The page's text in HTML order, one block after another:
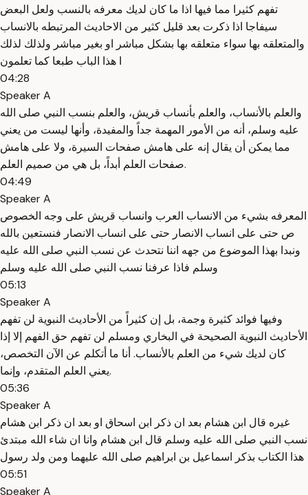
تفهم كثيرا مما فيها اذا ما كان لديك معرفه بالنسب ولعل البعض
سيفاجا اذا ذكرت بعد قليل كثير من الاحاديث المرتبطه بالانساب
والمتعلقه بها سواء متعلقه بها بشكل مباشر او بغير مباشر ولذلك لذلك
ا هذا الباب طبعا كما تعلمون
04:28
Speaker A
والعلم بالأنساب، والعلم بأنساب قريش، والعلم بنسب النبي صلى الله
عليه وسلم، أنه من الأمور المهمة جداً والمفيدة، وأنها ليست من يعني
مما يمكن أن يقال إنه على هامش صفحات السيرة، ولا على هامش
صفحات العلم أبداً، بل هي من صميم العلم.
04:49
Speaker A
المعرفه بشيء من الانساب العرب وانساب قريش على وجه الخصوص
ص حتى على انساب الانصار حتى على انساب الانصار فنستعين بالله
ونبدا بهذا الموضوع من جهه اننا نتحدث عن نسب النبي صلى الله عليه
وسلم فاذا عرفنا نسب النبي صلى الله عليه وسلم
05:13
Speaker A
وفيها فوائد كثيرة وجمة، بل إن كثيراً من الأحاديث النبوية لن تفهم
الأحاديث النبوية الصحيحة في البخاري ومسلم لن تفهم حق الفهم إلا إذا
كان لديك شيء من العلم بالأنساب. أنا ما أتكلم عن الآن التخصص،
يعني العلم المتقدم، وإنما.
05:36
Speaker A
غيره قال ابن هشام بعد ان ذكر ابن اسحاق او بعد ان ذكر ابن هشام
نسب النبي صلى الله عليه وسلم قال ابن هشام وانا ان شاء الله مبتدئ
هذا الكتاب بذكر اسماعيل بن ابراهيم صلى الله عليهما ومن ولد رسول
05:51
Speaker A